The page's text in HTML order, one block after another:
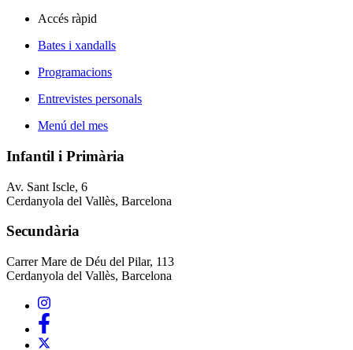
Accés ràpid
Bates i xandalls
Programacions
Entrevistes personals
Menú del mes
Infantil i Primària
Av. Sant Iscle, 6
Cerdanyola del Vallès, Barcelona
Secundària
Carrer Mare de Déu del Pilar, 113
Cerdanyola del Vallès, Barcelona